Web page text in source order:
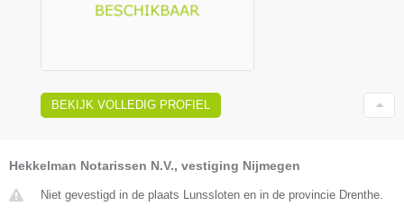
BEKIJK VOLLEDIG PROFIEL
Hekkelman Notarissen N.V., vestiging Nijmegen
Niet gevestigd in de plaats Lunssloten en in de provincie Drenthe.